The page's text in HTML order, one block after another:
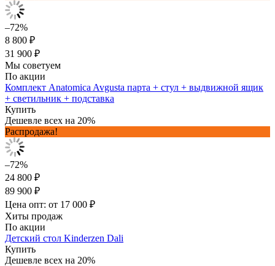
–72%
8 800 ₽
31 900 ₽
Мы советуем
По акции
Комплект Anatomica Avgusta парта + стул + выдвижной ящик
+ светильник + подставка
Купить
Дешевле всех на 20%
Распродажа!
–72%
24 800 ₽
89 900 ₽
Цена опт: от 17 000 ₽
Хиты продаж
По акции
Детский стол Kinderzen Dali
Купить
Дешевле всех на 20%